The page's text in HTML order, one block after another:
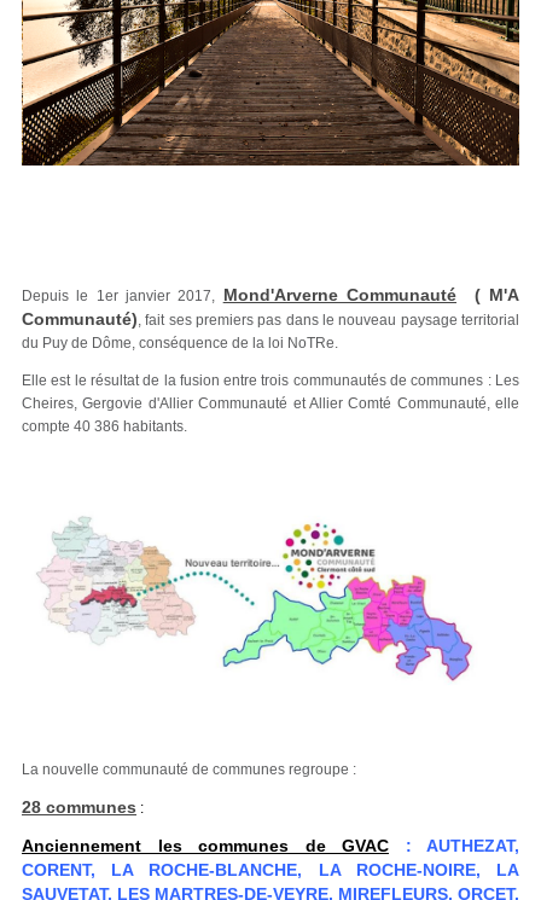
Depuis le 1er janvier 2017, Mond'Arverne Communauté ( M'A
Communauté), fait ses premiers pas dans le nouveau paysage territorial
du Puy de Dôme, conséquence de la loi NoTRe.
Elle est le résultat de la fusion entre trois communautés de communes : Les
Cheires, Gergovie d'Allier Communauté et Allier Comté Communauté, elle
compte 40 386 habitants.
La nouvelle communauté de communes regroupe :
28 communes :
Anciennement les communes de GVAC : AUTHEZAT,
CORENT, LA ROCHE-BLANCHE, LA ROCHE-NOIRE, LA
SAUVETAT, LES MARTRES-DE-VEYRE, MIREFLEURS, ORCET,